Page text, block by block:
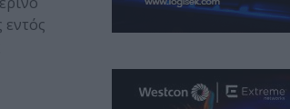
εντός